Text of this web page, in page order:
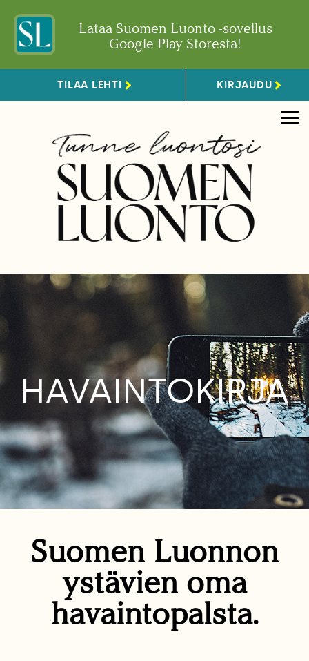
Lataa Suomen Luonto -sovellus
Google Play Storesta!
TILAA LEHTI KIRJAUDU
HAVAINTOKIRJA
Suomen Luonnon
ystävien oma
havaintopalsta.